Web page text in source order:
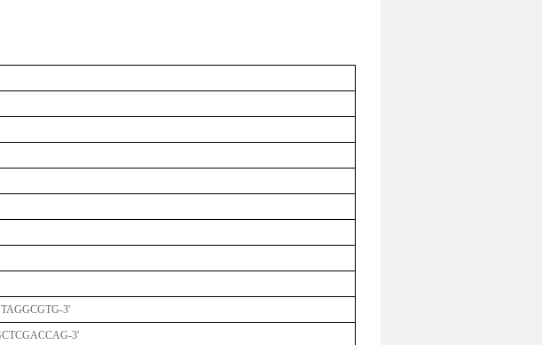
3'
3'